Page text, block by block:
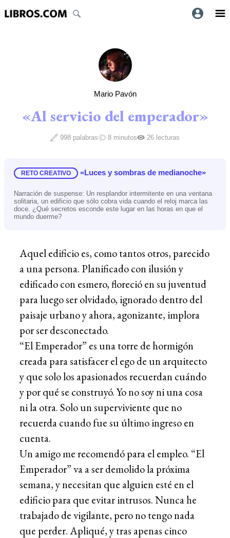
Mario Pavón
«Al servicio del emperador»
998 palabras 8 minutos 26 lecturas
RETO CREATIVO «Luces y sombras de medianoche»
Narración de suspense: Un resplandor intermitente en una ventana
solitaria, un edificio que sólo cobra vida cuando el reloj marca las
doce. ¿Qué secretos esconde este lugar en las horas en que el
mundo duerme?
Aquel edificio es, como tantos otros, parecido
a una persona. Planificado con ilusión y
edificado con esmero, floreció en su juventud
para luego ser olvidado, ignorado dentro del
paisaje urbano y ahora, agonizante, implora
por ser desconectado.
“El Emperador” es una torre de hormigón
creada para satisfacer el ego de un arquitecto
y que solo los apasionados recuerdan cuándo
y por qué se construyó. Yo no soy ni una cosa
ni la otra. Solo un superviviente que no
recuerda cuando fue su último ingreso en
cuenta.
Un amigo me recomendó para el empleo. “El
Emperador” va a ser demolido la próxima
semana, y necesitan que alguien esté en el
edificio para que evitar intrusos. Nunca he
trabajado de vigilante, pero no tengo nada
que perder. Apliqué, y tras apenas cinco